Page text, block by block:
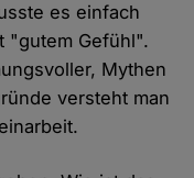
es einfach
"gutem Gefühl".
Mythen
versteht man